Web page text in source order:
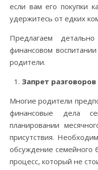
если вам его покупки
удержитесь от едких
Предлагаем
финансовом
родители.
Запрет
Многие родители
финансовые дела
планировании
присутствия.
обсуждение семейного
процесс, который не